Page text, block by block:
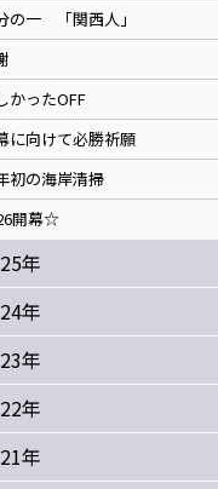
の一 「関西人」
かったOFF
に向けて必勝祈願
初の海岸清掃
開幕☆
年
年
年
年
年